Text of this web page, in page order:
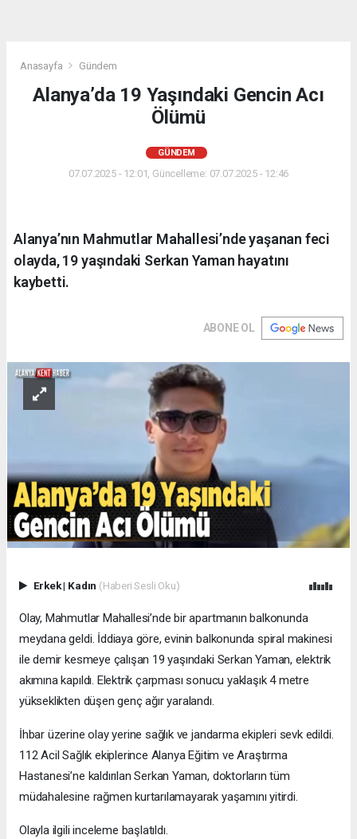
Anasayfa Gündem
Alanya’da 19 Yaşındaki Gencin Acı
Ölümü
GÜNDEM
07.07.2025 - 12:01, Güncelleme: 07.07.2025 - 12:46
Alanya’nın Mahmutlar Mahallesi’nde yaşanan feci
olayda, 19 yaşındaki Serkan Yaman hayatını
kaybetti.
ABONE OL
Erkek| Kadın (Haberi Sesli Oku)
Olay, Mahmutlar Mahallesi’nde bir apartmanın balkonunda
meydana geldi. İddiaya göre, evinin balkonunda spiral makinesi
ile demir kesmeye çalışan 19 yaşındaki Serkan Yaman, elektrik
akımına kapıldı. Elektrik çarpması sonucu yaklaşık 4 metre
yükseklikten düşen genç ağır yaralandı.
İhbar üzerine olay yerine sağlık ve jandarma ekipleri sevk edildi.
112 Acil Sağlık ekiplerince Alanya Eğitim ve Araştırma
Hastanesi’ne kaldırılan Serkan Yaman, doktorların tüm
müdahalesine rağmen kurtarılamayarak yaşamını yitirdi.
Olayla ilgili inceleme başlatıldı.